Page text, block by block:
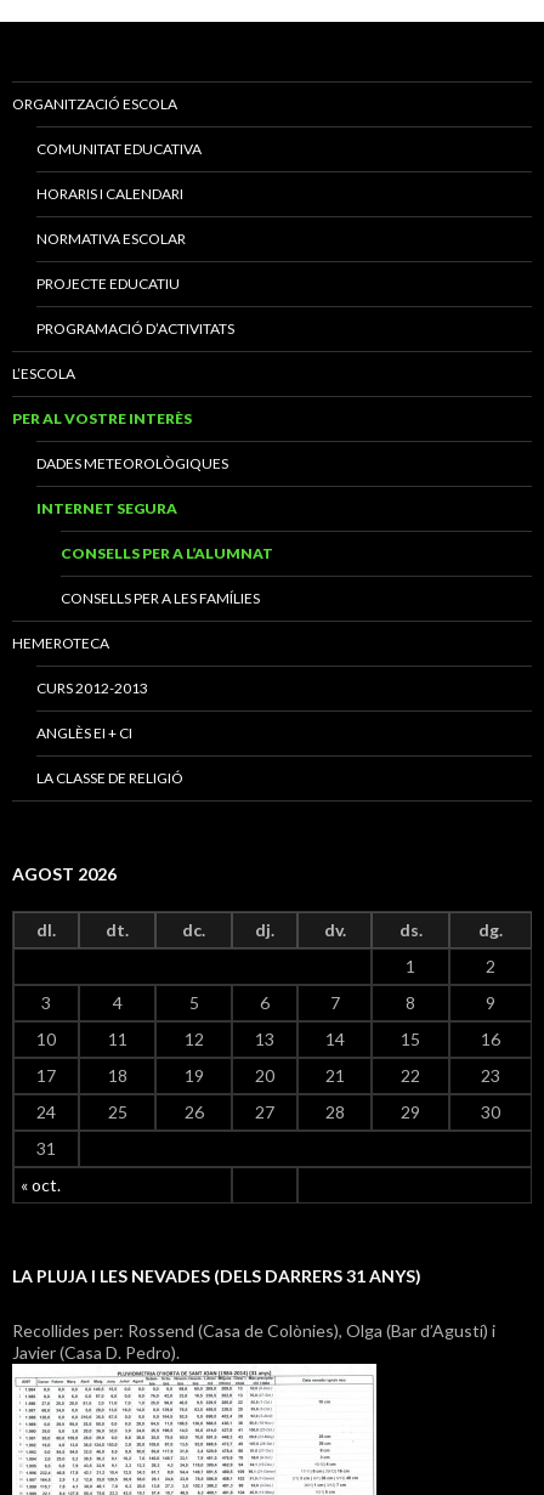
ORGANITZACIÓ ESCOLA
COMUNITAT EDUCATIVA
HORARIS I CALENDARI
NORMATIVA ESCOLAR
PROJECTE EDUCATIU
PROGRAMACIÓ D’ACTIVITATS
L’ESCOLA
PER AL VOSTRE INTERÈS
DADES METEOROLÒGIQUES
INTERNET SEGURA
CONSELLS PER A L’ALUMNAT
CONSELLS PER A LES FAMÍLIES
HEMEROTECA
CURS 2012-2013
ANGLÈS EI + CI
LA CLASSE DE RELIGIÓ
AGOST 2026
dl. dt. dc. dj. dv. ds. dg.
« oct.
1
2
3
4 5 6 7 8
9
10
11 12 13 14 15
16
17
18 19 20 21 22
23
24
25 26 27 28 29
30
31
LA PLUJA I LES NEVADES (DELS DARRERS 31 ANYS)
Recollides per: Rossend (Casa de Colònies), Olga (Bar d’Agustí) i
Javier (Casa D. Pedro).